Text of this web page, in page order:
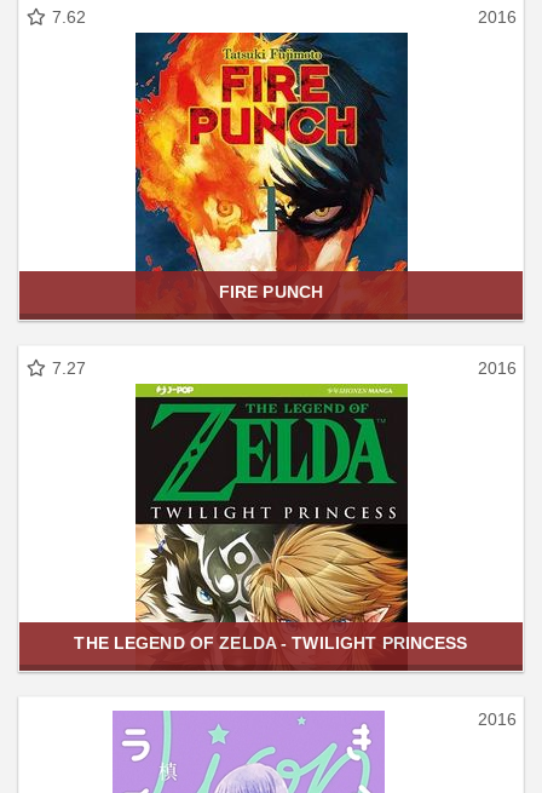
7.62 2016
FIRE PUNCH
7.27 2016
THE LEGEND OF ZELDA - TWILIGHT PRINCESS
2016